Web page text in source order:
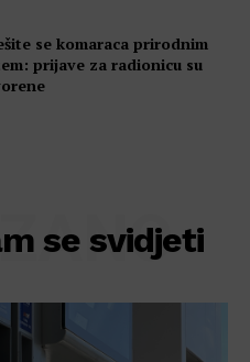
se komaraca prirodnim
prijave za radionicu su
se svidjeti